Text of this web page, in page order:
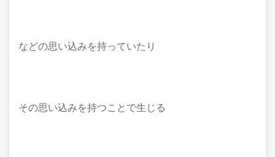
などの思い込みを持っていたり
その思い込みを持つことで生じる